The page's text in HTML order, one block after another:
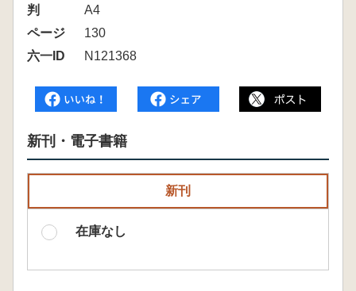
判
A4
ページ
130
六一ID
N121368
新刊・電子書籍
新刊
在庫なし